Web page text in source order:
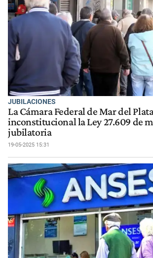
JUBILACIONES
La Cámara Federal de Mar del
inconstitucional la Ley 27.609 de
jubilatoria
19-05-2025 15:31